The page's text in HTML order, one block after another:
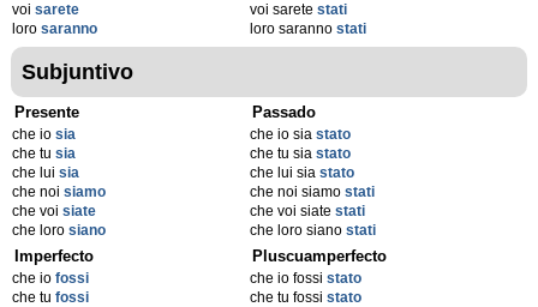
voi sarete
loro saranno
voi saretestati
loro sarannostati
Subjuntivo
Presente
che io sia
che tu sia
che lui sia
che noi siamo
che voi siate
che loro siano
Passado
che io siastato
che tu siastato
che lui siastato
che noi siamostati
che voi siatestati
che loro sianostati
Imperfecto
che io fossi
che tu fossi
Pluscuamperfecto
che io fossistato
che tu fossistato